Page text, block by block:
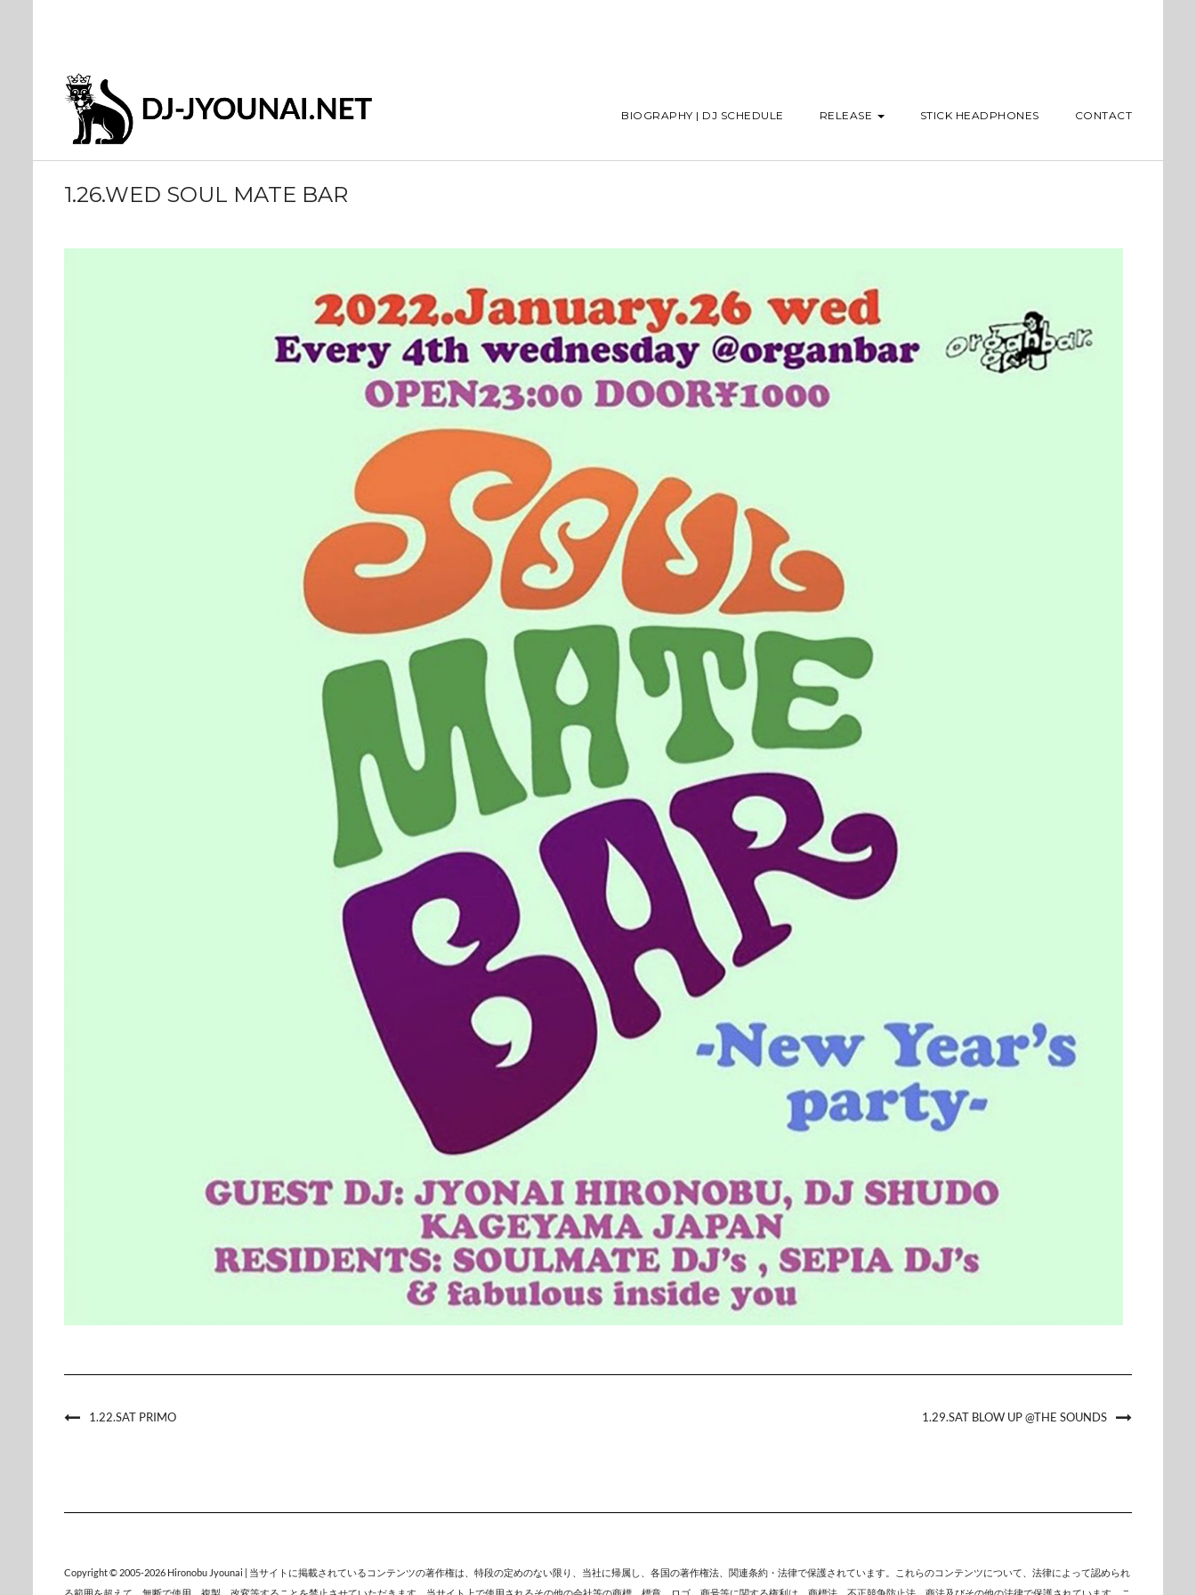
BIOGRAPHY | DJ SCHEDULE RELEASE STICK HEADPHONES CONTACT
1.26.WED SOUL MATE BAR
1.22.SAT PRIMO 1.29.SAT BLOW UP @THE SOUNDS
Copyright © 2005-2026 Hironobu Jyounai | 当サイトに掲載されているコンテンツの著作権は、特段の定めのない限り、 当社に帰属し、各国の著作権法、関連条約・法律で保護されています。これらのコンテンツについて、法律によって認められ
る範囲を超えて、無断で使用、複製、改変等することを禁止させていただきます。当サイト上で使用されるその他の会社等の商標、標章、ロゴ、商号等に関する権利は、商標法、不正競争防止法、商法及びその他の法律で保護されています。こ